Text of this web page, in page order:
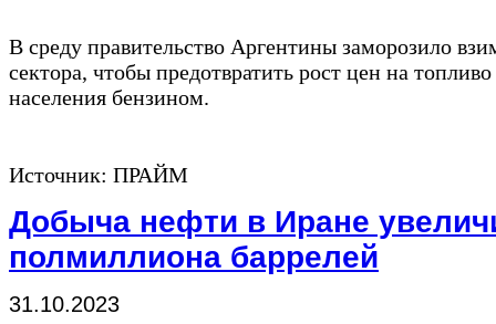
В среду правительство Аргентины заморозило
сектора, чтобы предотвратить рост цен на
населения бензином.
Источник: ПРАЙМ
Добыча нефти в Иране
полмиллиона баррелей
31.10.2023